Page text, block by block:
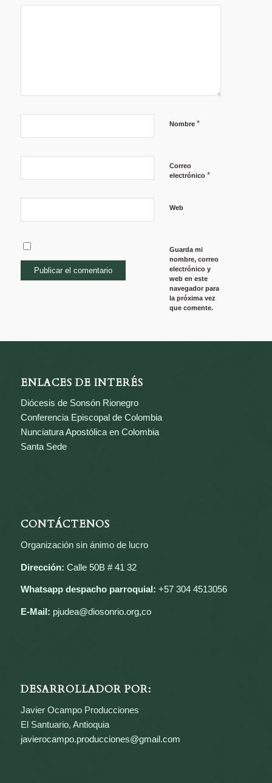
Nombre *
Correo
electrónico *
Web
Guarda mi
nombre, correo
electrónico y
web en este
navegador para
la próxima vez
que comente.
ENLACES DE INTERÉS
Diócesis de Sonsón Rionegro
Conferencia Episcopal de Colombia
Nunciatura Apostólica en Colombia
Santa Sede
CONTÁCTENOS
Organización sin ánimo de lucro
Dirección: Calle 50B # 41 32
Whatsapp despacho parroquial: +57 304 4513056
E-Mail: pjudea@diosonrio.org,co
DESARROLLADOR POR:
Javier Ocampo Producciones
El Santuario, Antioquia
javierocampo.producciones@gmail.com